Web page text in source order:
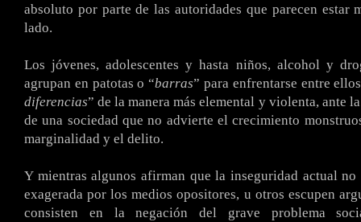
absoluto por parte de las autoridades que parecen estar
lado.
Los jóvenes, adolescentes y hasta niños, alcohol y
agrupan en patotas o “barras” para enfrentarse entre
diferencias” de la manera más elemental y violenta, ante
de una sociedad que no advierte el crecimiento
marginalidad y el delito.
Y mientras algunos afirman que la inseguridad actual no
exagerada por los medios opositores, u otros escupen
consisten en la negación del grave problema